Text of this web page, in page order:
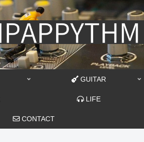
GUITAR
LIFE
CONTACT